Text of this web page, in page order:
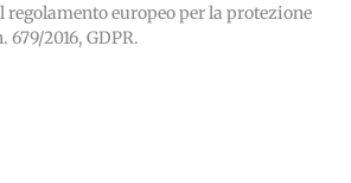
OEKO-TEX-Privo di sostanze
regolamento europeo per la protezione
679/2016, GDPR.